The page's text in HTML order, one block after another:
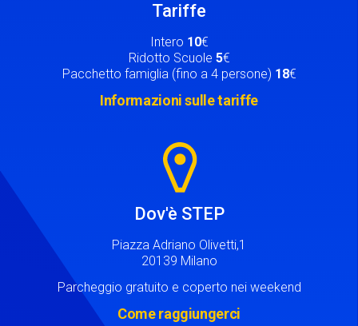
Tariffe
Intero 10€
Ridotto Scuole 5€
Pacchetto famiglia (fino a 4 persone) 18€
Informazioni sulle tariffe
Dov'è STEP
Piazza Adriano Olivetti,1
20139 Milano
Parcheggio gratuito e coperto nei weekend
Come raggiungerci